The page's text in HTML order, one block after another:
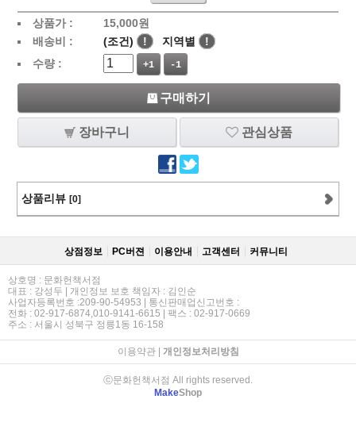
상품가 : 15,000원
배송비 :
(조건) ! 지역별
!
수량 :
+1 -1
구매하기
장바구니 관심상품
상품리뷰 [0]
상점정보 PC버젼 이용안내 고객센터 커뮤니티
상호명 : 문화헌책서점
대표 : 강성두 | 개인정보 보호 책임자 : 김인순
사업자등록번호 :209-90-54953 | 통신판매업신고번호 :
전화 : 02-917-6874,010-9141-6615 | 팩스 : 02-917-0669
주소 : 서울시 성북구 정릉1동 16-158
이용약관| 개인정보처리방침
ⓒ문화헌책서점 All rights reserved.
MakeShop